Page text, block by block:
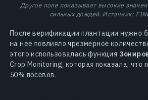
Другое поле показывает высокие
сильных дождей. Источник:
После верификации плантации нужно
на нее повлияло чрезмерное
этого использовалась функция
Crop Monitoring, которая показала, что
50% посевов.